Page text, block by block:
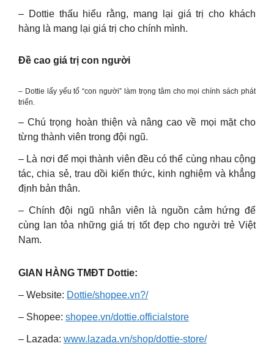
– Dottie thấu hiểu rằng, mang lại giá trị cho khách
hàng là mang lại giá trị cho chính mình.
Đề cao giá trị con người
– Dottie lấy yếu tố “con người” làm trọng tâm cho mọi chính sách phát
triển.
– Chú trọng hoàn thiện và nâng cao về mọi mặt cho
từng thành viên trong đội ngũ.
– Là nơi để mọi thành viên đều có thể cùng nhau cộng
tác, chia sẻ, trau dồi kiến thức, kinh nghiệm và khẳng
định bản thân.
– Chính đội ngũ nhân viên là nguồn cảm hứng để
cùng lan tỏa những giá trị tốt đẹp cho người trẻ Việt
Nam.
GIAN HÀNG TMĐT Dottie:
– Website: Dottie/shopee.vn?/
– Shopee: shopee.vn/dottie.officialstore
– Lazada: www.lazada.vn/shop/dottie-store/